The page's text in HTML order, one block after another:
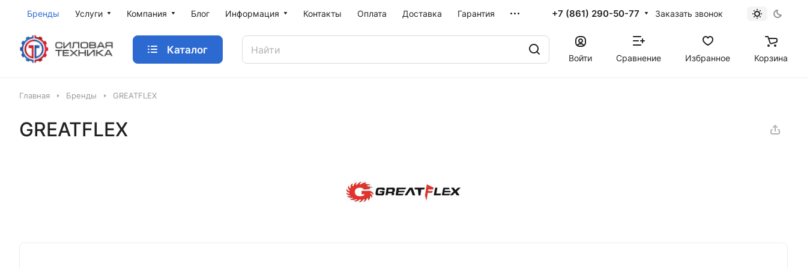
Бренды Услуги Компания Блог Информация Контакты Оплата Доставка Гарантия +7 (861) 290-50-77 Заказать звонок
Каталог
Войти Сравнение Избранное Корзина
Главная Бренды GREATFLEX
GREATFLEX